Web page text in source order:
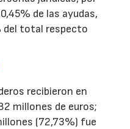
de las ayudas,
del total respecto
recibieron en
millones de euros;
(72,73%) fue